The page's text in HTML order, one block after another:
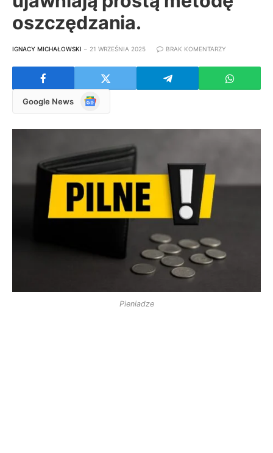
oszczędzania.
IGNACY MICHAŁOWSKI 21 WRZEŚNIA 2025 BRAK KOMENTARZY
Google News
Google
Pieniadze